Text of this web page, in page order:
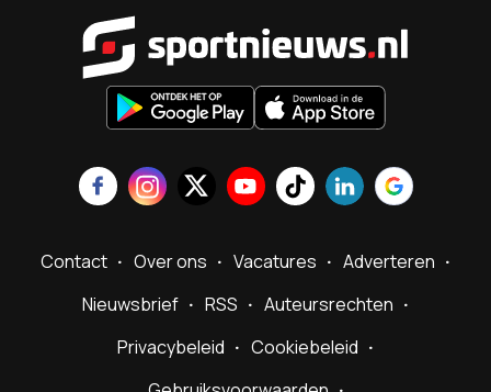
Contact Over ons Vacatures
Adverteren
Nieuwsbrief
RSS
Auteursrechten
Privacybeleid
Cookiebeleid